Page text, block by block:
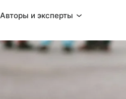
Авторы и эксперты